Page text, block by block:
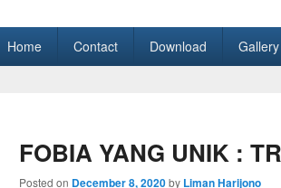
Skip
SkipHome Contact Download Gallery
FOBIA YANG UNIK :
Posted on December 8, 2020by Liman Harijono